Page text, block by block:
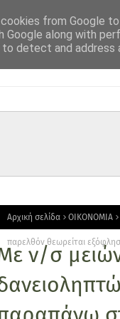
Αρχική σελίδα ΟΙΚΟΝΟΜΙΑ
παρελθόν θεωρείται
ν/σ
from Google
Google along with
detect and address